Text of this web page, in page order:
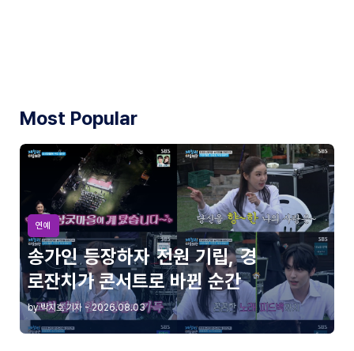
Most Popular
연예
송가인 등장하자 전원 기립, 경
로잔치가 콘서트로 바뀐 순간
by 박지호 기자 - 2026.08.03